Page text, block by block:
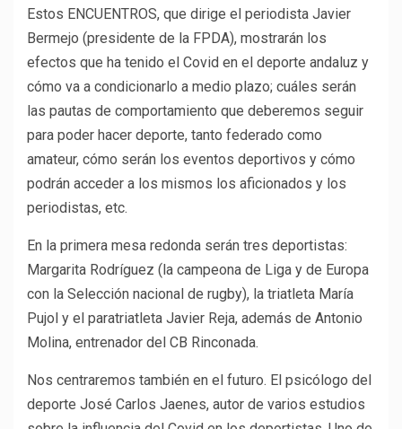
Estos ENCUENTROS, que dirige el periodista Javier
Bermejo (presidente de la FPDA), mostrarán los
efectos que ha tenido el Covid en el deporte andaluz y
cómo va a condicionarlo a medio plazo; cuáles serán
las pautas de comportamiento que deberemos seguir
para poder hacer deporte, tanto federado como
amateur, cómo serán los eventos deportivos y cómo
podrán acceder a los mismos los aficionados y los
periodistas, etc.
En la primera mesa redonda serán tres deportistas:
Margarita Rodríguez (la campeona de Liga y de Europa
con la Selección nacional de rugby), la triatleta María
Pujol y el paratriatleta Javier Reja, además de Antonio
Molina, entrenador del CB Rinconada.
Nos centraremos también en el futuro. El psicólogo del
deporte José Carlos Jaenes, autor de varios estudios